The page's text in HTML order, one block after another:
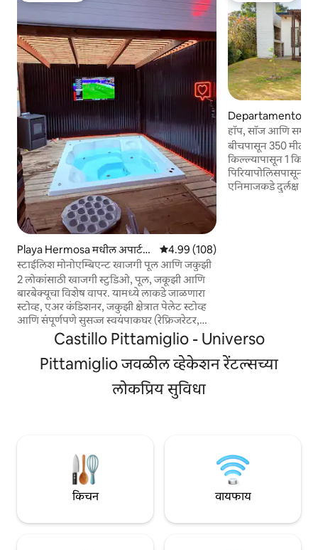
Playa Hermosa मधील अपार्ट
मेंट
5 पैकी 4.99 सरासरी रेटिंग, 108 रिव्ह्यूज
4.99 (108)
स्टाईलिश मोनोएम्बिएन्ट खाजगी पूल आणि जकुझी
2 लोकांसाठी खाजगी स्टुडिओ, पूल, जकूझी आणि
बारबेक्यूचा विशेष वापर. यामध्ये लाकडे जाळणारा
स्टोव्ह, एअर कंडिशनर, जकुझी क्षेत्रात पेलेट स्टोव्ह
आणि संपूर्णपणे सुसज्ज स्वयंपाकघर (रेफ्रिजरेटर,
मायक्रोवेव्ह, टोस्टर आणि भांडी) आहे. अशी जागा
जिथे तुम्हाला आवश्यक असलेले सर्वकाही आहे
आणि तुम्ही आरामात स्वयंपाक करू शकता. संपूर्ण
प्रॉपर्टी खाजगी आहे, कोणत्याही शेअर केलेल्या जागा
नाहीत. आदर्श लोकेशन: बस स्टॉप 100 मीटर
अंतरावर, सुपरमार्केट 200 मीटर अंतरावर आणि बीच
Departamento
o मधील घर
हॉप, सॉज आणि
बीचपासून 350 मीटर
किल्ल्यापासून 1
पिरियापोलिसपासून 7
एनिमाजकडे दुर्लक्ष
Castillo Pittamiglio - Universo
Pittamiglio जवळील व्हेकेशन रेंटल्सच्या
लोकप्रिय सुविधा
किचन वायफाय